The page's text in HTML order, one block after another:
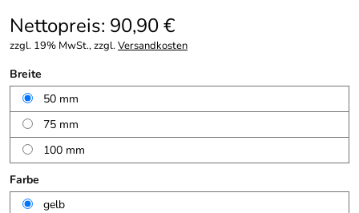
Nettopreis: 90,90 €
zzgl. 19% MwSt., zzgl.Versandkosten
Breite
50 mm
75 mm
100 mm
Farbe
gelb